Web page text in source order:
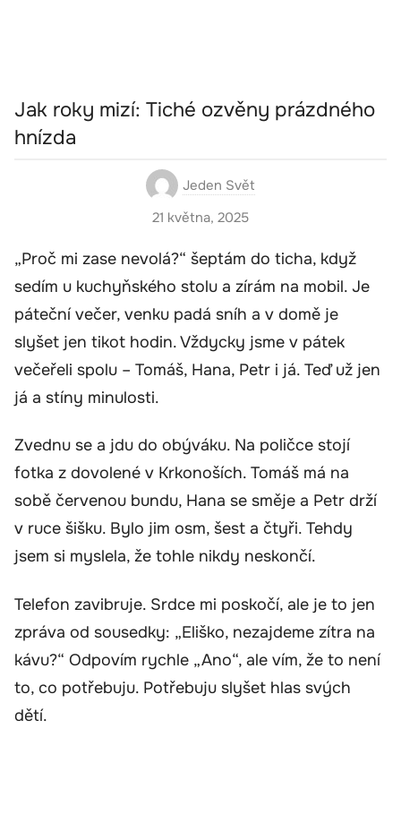
Jak roky mizí: Tiché ozvěny prázdného
hnízda
Jeden Svět
21 května, 2025
„Proč mi zase nevolá?“ šeptám do ticha, když
sedím u kuchyňského stolu a zírám na mobil. Je
páteční večer, venku padá sníh a v domě je
slyšet jen tikot hodin. Vždycky jsme v pátek
večeřeli spolu – Tomáš, Hana, Petr i já. Teď už jen
já a stíny minulosti.
Zvednu se a jdu do obýváku. Na poličce stojí
fotka z dovolené v Krkonoších. Tomáš má na
sobě červenou bundu, Hana se směje a Petr drží
v ruce šišku. Bylo jim osm, šest a čtyři. Tehdy
jsem si myslela, že tohle nikdy neskončí.
Telefon zavibruje. Srdce mi poskočí, ale je to jen
zpráva od sousedky: „Eliško, nezajdeme zítra na
kávu?“ Odpovím rychle „Ano“, ale vím, že to není
to, co potřebuju. Potřebuju slyšet hlas svých
dětí.